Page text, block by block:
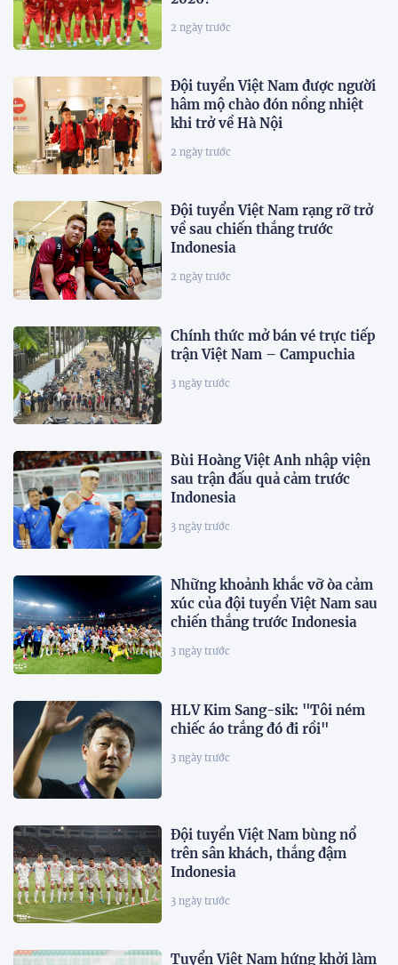
2 ngày trước
Đội tuyển Việt Nam được người
hâm mộ chào đón nồng nhiệt
khi trở về Hà Nội
2 ngày trước
Đội tuyển Việt Nam rạng rỡ trở
về sau chiến thắng trước
Indonesia
2 ngày trước
Chính thức mở bán vé trực tiếp
trận Việt Nam – Campuchia
3 ngày trước
Bùi Hoàng Việt Anh nhập viện
sau trận đấu quả cảm trước
Indonesia
3 ngày trước
Những khoảnh khắc vỡ òa cảm
xúc của đội tuyển Việt Nam sau
chiến thắng trước Indonesia
3 ngày trước
HLV Kim Sang-sik: "Tôi ném
chiếc áo trắng đó đi rồi"
3 ngày trước
Đội tuyển Việt Nam bùng nổ
trên sân khách, thắng đậm
Indonesia
3 ngày trước
Tuyển Việt Nam hứng khởi làm